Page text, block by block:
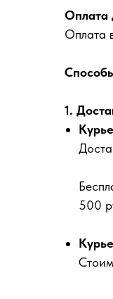
Оплата
Оплата
1.
500